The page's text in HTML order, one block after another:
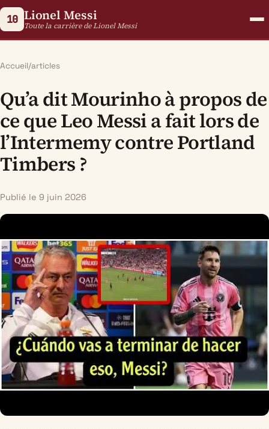
10 Lionel Messi
Toute la carrière de Lionel Messi
Accueil/articles
Qu’a dit Mourinho à propos de
ce que Leo Messi a fait lors de
l’Intermemy contre Portland
Timbers ?
Publié le 9 juin 2026